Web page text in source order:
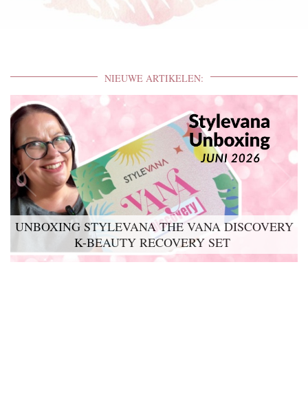
NIEUWE ARTIKELEN:
UNBOXING STYLEVANA THE VANA DISCOVERY
K-BEAUTY RECOVERY SET